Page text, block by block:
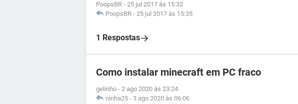
PoopsBR - 25 jul 2017 às 15:32
PoopsBR - 25 jul 2017 às 15:35
1 Respostas
Como instalar minecraft em PC fraco
gelinho - 2 ago 2020 às 23:24
ninha25 - 3 ago 2020 às 06:06